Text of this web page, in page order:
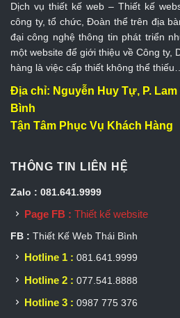
Dịch vụ thiết kế web – Thiết kế
công ty, tổ chức, Đoàn thể trên địa
đại công nghệ thông tin phát triển
một website để giới thiệu về Công ty,
hàng là việc cấp thiết không thể
Địa chỉ: Nguyễn Huy Tự, P.
Bình
Tận Tâm Phục Vụ Khách Hàng
THÔNG TIN LIÊN HỆ
Zalo : 081.641.9999
Page FB : Thiết kế website
FB : Thiết Kế Web Thái Bình
Hotline 1 : 081.641.9999
Hotline 2 : 077.541.8888
Hotline 3 : 0987 775 376